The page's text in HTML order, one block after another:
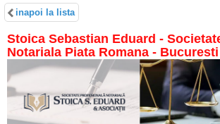
inapoi la lista
Stoica Sebastian Eduard -
Notariala Piata Romana - Bucuresti